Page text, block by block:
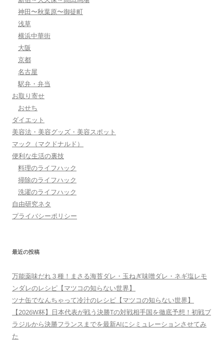
神田〜秋葉原〜御徒町
浅草
横浜中華街
大阪
京都
名古屋
駅弁・弁当
お取り寄せ
おせち
ダイエット
美容法・美容グッズ・美容スポット
マック（マクドナルド）
便利な生活の裏技
料理のライフハック
掃除のライフハック
洗濯のライフハック
自由研究ネタ
プライバシーポリシー
最近の投稿
万能薬味だれ３種！まさる海苔ダレ・玉ねぎ味噌ダレ・ネギ塩レモ
ンダレのレシピ【マツコの知らない世界】
ツナ缶でなんちゃって冷汁のレシピ【マツコの知らない世界】
【2026W杯】日本代表が戦う決勝Tの対戦相手国を徹底予想！初戦ブ
ラジルから決勝フランスまでを最新AIにシミュレーションさせてみ
た